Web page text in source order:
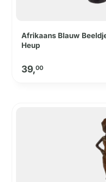
Afrikaans Blauw
Heup
39,00